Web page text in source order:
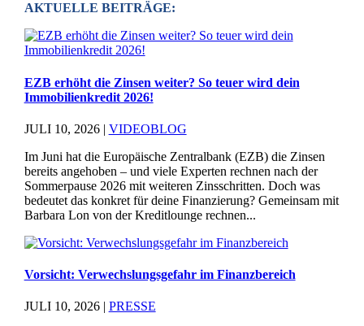
AKTUELLE BEITRÄGE:
EZB erhöht die Zinsen weiter? So teuer wird dein
Immobilienkredit 2026!
JULI 10, 2026| VIDEOBLOG
Im Juni hat die Europäische Zentralbank (EZB) die Zinsen
bereits angehoben – und viele Experten rechnen nach der
Sommerpause 2026 mit weiteren Zinsschritten. Doch was
bedeutet das konkret für deine Finanzierung? Gemeinsam mit
Barbara Lon von der Kreditlounge rechnen...
Vorsicht: Verwechslungsgefahr im Finanzbereich
JULI 10, 2026| PRESSE